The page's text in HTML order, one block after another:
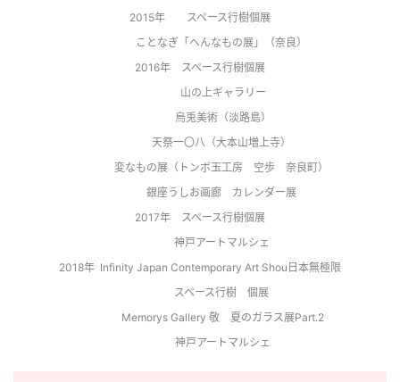
2015年　　スペース行樹個展
ことなぎ「へんなもの展」（奈良）
2016年　スペース行樹個展
山の上ギャラリー
烏兎美術（淡路島）
天祭一〇八（大本山増上寺）
変なもの展（トンボ玉工房　空歩　奈良町）
銀座うしお画廊　カレンダー展
2017年　スペース行樹個展
神戸アートマルシェ
2018年  Infinity Japan Contemporary Art Shou日本無極限
スペース行樹　個展
Memorys Gallery 敬　夏のガラス展Part.2
神戸アートマルシェ